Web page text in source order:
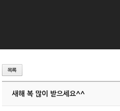
새해 복 많이 받으세요^^